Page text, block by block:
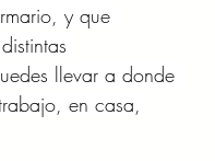
y que
llevar a donde
en casa,